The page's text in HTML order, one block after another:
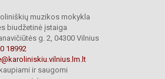
muzikos mokykla
biudžetinė įstaiga
g. 2, 04300 Vilnius
18992
ir saugomi